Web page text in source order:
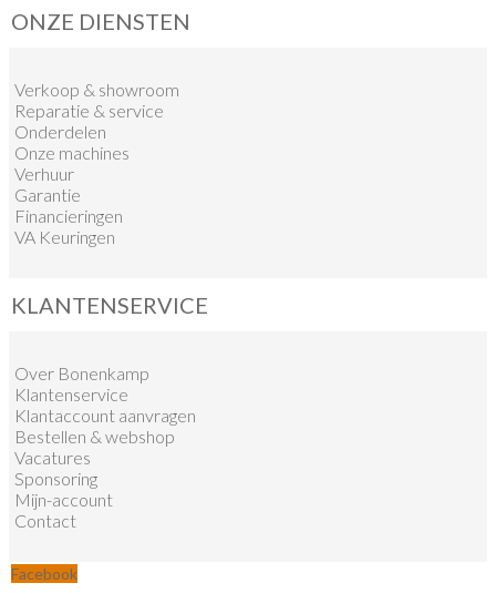
ONZE DIENSTEN
Verkoop & showroom
Reparatie & service
Onderdelen
Onze machines
Verhuur
Garantie
Financieringen
VA Keuringen
KLANTENSERVICE
Over Bonenkamp
Klantenservice
Klantaccount aanvragen
Bestellen & webshop
Vacatures
Sponsoring
Mijn-account
Contact
Facebook